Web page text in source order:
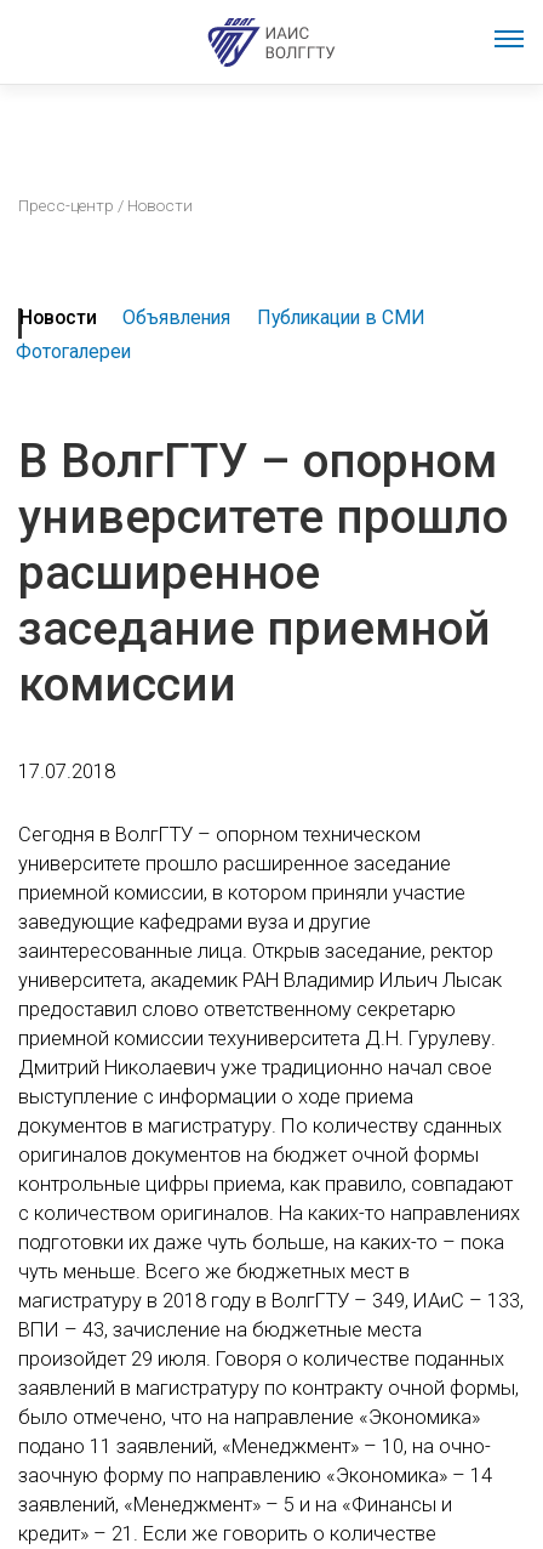
Пресс-центр / Новости
Новости Объявления
Публикации в СМИ
Фотогалереи
В ВолгГТУ – опорном
университете прошло
расширенное
заседание приемной
комиссии
17.07.2018
Сегодня в ВолгГТУ – опорном техническом
университете прошло расширенное заседание
приемной комиссии, в котором приняли участие
заведующие кафедрами вуза и другие
заинтересованные лица. Открыв заседание, ректор
университета, академик РАН Владимир Ильич Лысак
предоставил слово ответственному секретарю
приемной комиссии техуниверситета Д.Н. Гурулеву.
Дмитрий Николаевич уже традиционно начал свое
выступление с информации о ходе приема
документов в магистратуру. По количеству сданных
оригиналов документов на бюджет очной формы
контрольные цифры приема, как правило, совпадают
с количеством оригиналов. На каких-то направлениях
подготовки их даже чуть больше, на каких-то – пока
чуть меньше. Всего же бюджетных мест в
магистратуру в 2018 году в ВолгГТУ – 349, ИАиС – 133,
ВПИ – 43, зачисление на бюджетные места
произойдет 29 июля. Говоря о количестве поданных
заявлений в магистратуру по контракту очной формы,
было отмечено, что на направление «Экономика»
подано 11 заявлений, «Менеджмент» – 10, на очно-
заочную форму по направлению «Экономика» – 14
заявлений, «Менеджмент» – 5 и на «Финансы и
кредит» – 21. Если же говорить о количестве